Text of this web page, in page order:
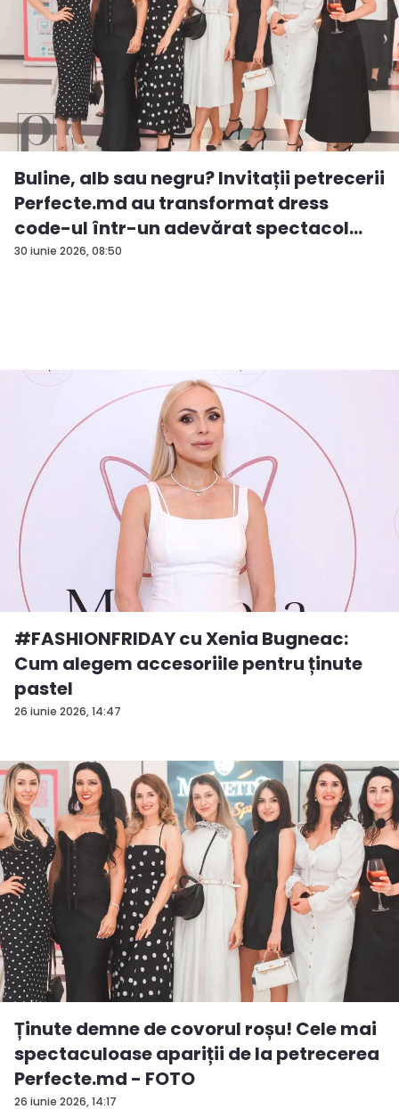
30 iunie 2026, 08:50
Buline, alb sau negru? Invitații petrecerii
Perfecte.md au transformat dress
code-ul într-un adevărat spectacol
de...
26 iunie 2026, 14:47
#FASHIONFRIDAY cu Xenia Bugneac:
Cum alegem accesoriile pentru ținute
pastel
26 iunie 2026, 14:17
Ținute demne de covorul roșu! Cele mai
spectaculoase apariții de la petrecerea
Perfecte.md - FOTO